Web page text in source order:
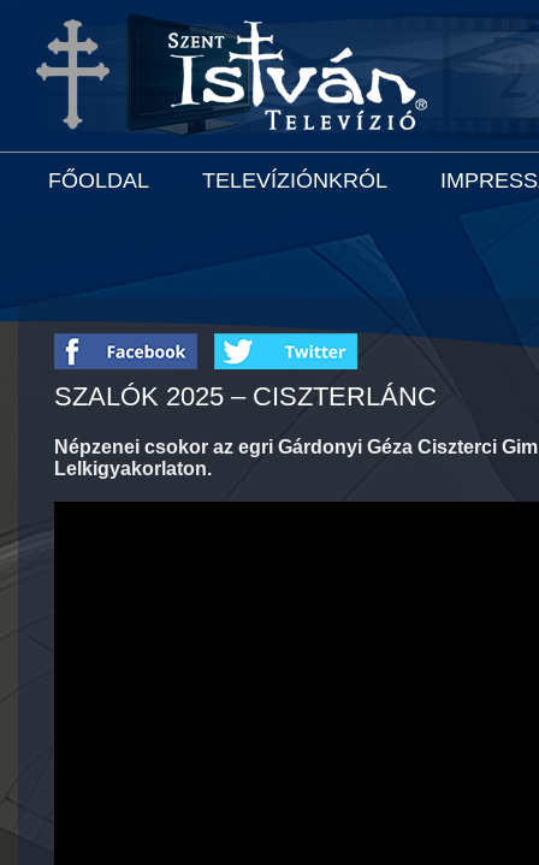
FŐOLDAL TELEVÍZIÓNKRÓL
SZALÓK 2025 – CISZTERLÁNC
Népzenei csokor az egri Gárdonyi Géza Ciszterci
Lelkigyakorlaton.